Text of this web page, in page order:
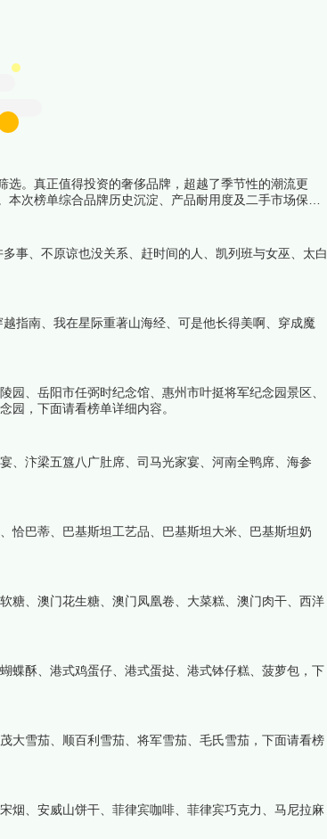
选。真正值得投资的奢侈品牌，超越了季节性的潮流更
次榜单综合品牌历史沉淀、产品耐用度及二手市场保值
，历久弥新。下面跟着榜中榜编辑一起来看看详细名单
事、不原谅也没关系、赶时间的人、凯列班与女巫、太白
指南、我在星际重著山海经、可是他长得美啊、穿成魔
、岳阳市任弼时纪念馆、惠州市叶挺将军纪念园景区、
园，下面请看榜单详细内容。
、汴梁五簋八广肚席、司马光家宴、河南全鸭席、海参
恰巴蒂、巴基斯坦工艺品、巴基斯坦大米、巴基斯坦奶
糖、澳门花生糖、澳门凤凰卷、大菜糕、澳门肉干、西洋
蝶酥、港式鸡蛋仔、港式蛋挞、港式钵仔糕、菠萝包，下
大雪茄、顺百利雪茄、将军雪茄、毛氏雪茄，下面请看榜
烟、安威山饼干、菲律宾咖啡、菲律宾巧克力、马尼拉麻